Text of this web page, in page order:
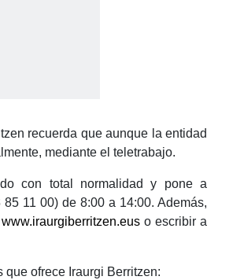
recuerda que aunque la entidad
mediante el teletrabajo.
con total normalidad y pone a
11 00) de 8:00 a 14:00. Además,
www.iraurgiberritzen.eus o escribir a
ofrece Iraurgi Berritzen: